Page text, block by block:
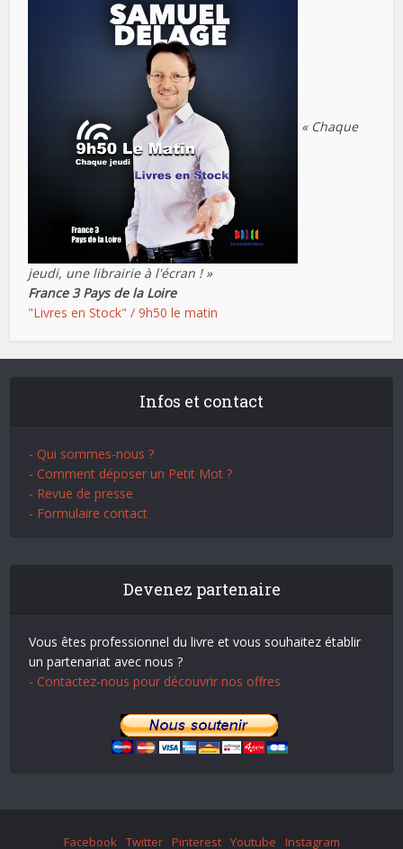
« Chaque
jeudi, une librairie à l'écran ! »
France 3 Pays de la Loire
"Livres en Stock" / 9h50 le matin
Infos et contact
- Qui sommes-nous ?
- Comment déposer un Petit Mot ?
- Revue de presse
- Formulaire contact
Devenez partenaire
Vous êtes professionnel du livre et vous souhaitez établir
un partenariat avec nous ?
- Contactez-nous pour découvrir nos offres
Facebook Twitter Pinterest Youtube Instagram